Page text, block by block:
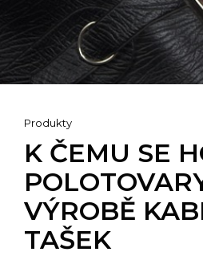
Cat
Links
Produkty
K ČEMU SE
VÝROBĚ
TAŠEK